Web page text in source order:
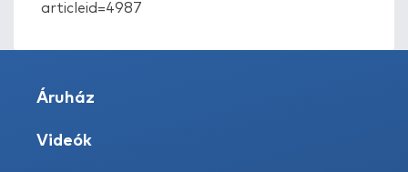
articleid=4987
Áruház
Videók